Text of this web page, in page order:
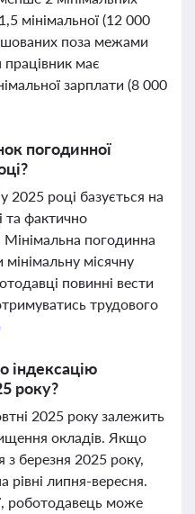
мінімальної (12 000
поза межами
має
зарплати (8 000
погодинної
2025 році базується на
та фактично
Мінімальна погодинна
мінімальну місячну
повинні вести
трудового
індексацію
року?
2025 року залежить
окладів. Якщо
березня 2025 року,
рівні липня-вересня.
роботодавець може